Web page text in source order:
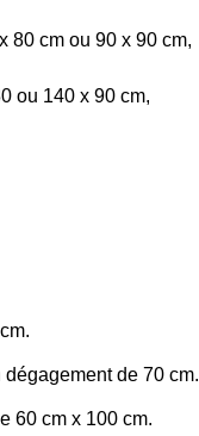
80 cm ou 90 x 90 cm,
ou 140 x 90 cm,
de 70 cm.
60 cm x 100 cm.